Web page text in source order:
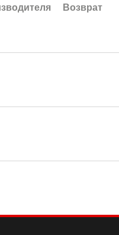
Возврат